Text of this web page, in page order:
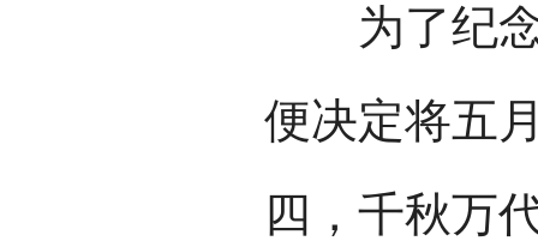
为了纪念
便决定将五
四，千秋万